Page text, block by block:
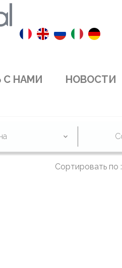
С НАМИ НОВОСТИ
Сортировать по :